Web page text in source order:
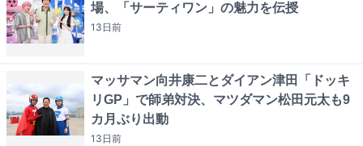
場、「サーティワン」の魅力を伝授
13日前
マッサマン向井康二とダイアン津田「ドッキ
リGP」で師弟対決、マツダマン松田元太も9
カ月ぶり出動
13日前